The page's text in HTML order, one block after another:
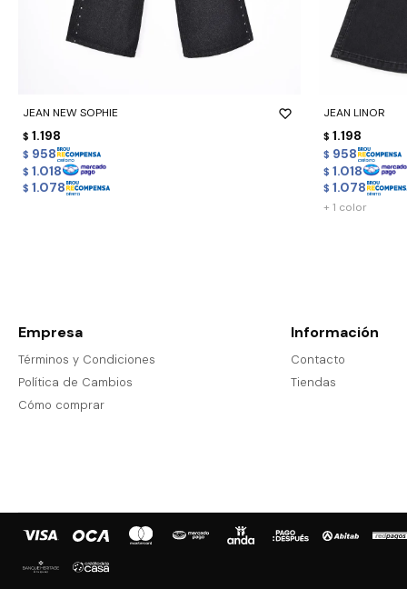
JEAN NEW SOPHIE
$ 1.198
$ 958
$ 1.018
$ 1.078
JEAN LINOR
$ 1.198
$ 958
$ 1.018
$ 1.078
+
+ 1 color
Empresa
Términos y Condiciones
Política de Cambios
Cómo comprar
Información
Contacto
Tiendas